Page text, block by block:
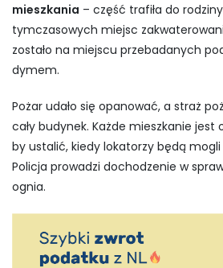
mieszkania – część trafiła do
tymczasowych miejsc
zostało na miejscu przebadanych
dymem.
Pożar udało się opanować, a straż
cały budynek. Każde mieszkanie jest
by ustalić, kiedy lokatorzy będą
Policja prowadzi dochodzenie w
ognia.